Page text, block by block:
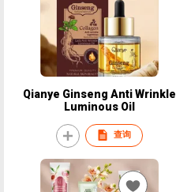
Qianye Ginseng Anti Wrinkle
Luminous Oil
查询